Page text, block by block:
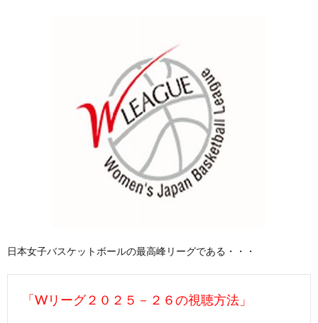
日本女子バスケットボールの最高峰リーグである・・・
「Wリーグ２０２５－２６の視聴方法」